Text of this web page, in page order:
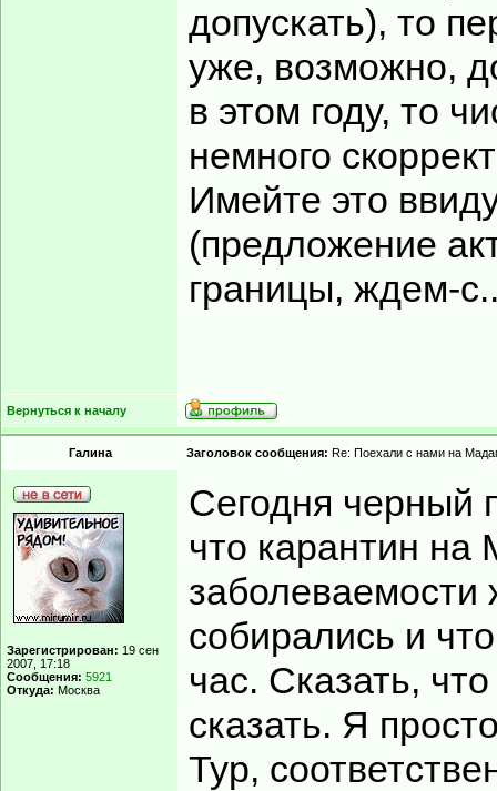
допускать), то
уже, возможно,
в этом году, то
немного
Имейте это
(предложение
границы, ждем-
Вернуться к началу
Гaлинa Заголовок сообщения: Re: Поехали с нами на
Зарегистрирован: 19 сен
2007, 17:18
Сообщения: 5921
Откуда: Москва
Сегодня черный
что карантин на
заболеваемости
собирались и
час. Сказать,
сказать. Я
Тур,